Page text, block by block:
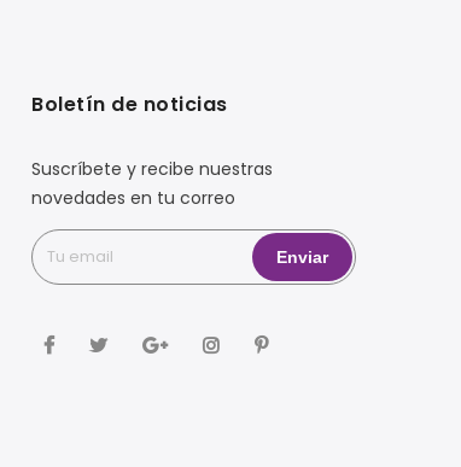
Boletín de noticias
Suscríbete y recibe nuestras
novedades en tu correo